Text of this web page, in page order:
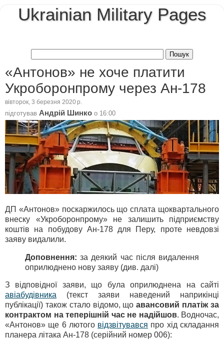
Ukrainian Military Pages
«Антонов» не хоче платити
Укроборонпрому через Ан-178
вівторок, 3 березня 2020 р.
підготував Андрій Шинко о 16:00
ДП «Антонов» поскаржилось що сплата щоквартального
внеску «Укроборонпрому» не залишить підприємству
коштів на побудову Ан-178 для Перу, проте невдовзі
заяву видалили.
Доповнення: за деякий час після видалення
оприлюднено нову заяву (див. далі)
З відповідної заяви, що була оприлюднена на сайті
авіабудівника (текст заяви наведений наприкінці
публікації) також стало відомо, щоавансовий платіж за
контрактом на теперішній час не надійшов. Водночас,
«Антонов» ще 6 лютого відзвітувався про хід складання
планера літака Ан-178 (серійний номер 006):